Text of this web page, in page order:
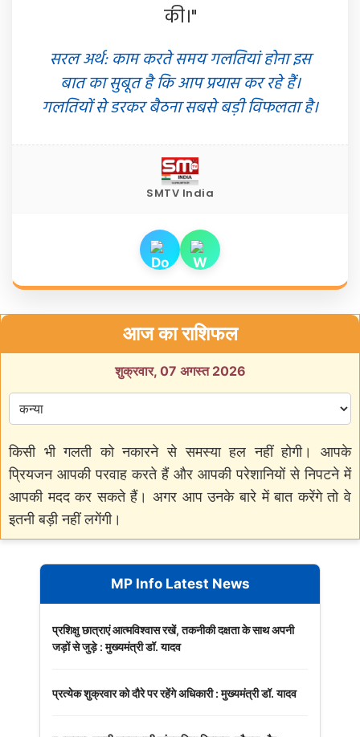
की।"
सरल अर्थ: काम करते समय गलतियां होना इस
बात का सुबूत है कि आप प्रयास कर रहे हैं।
गलतियों से डरकर बैठना सबसे बड़ी विफलता है।
SMTV India
आज का राशिफल
शुक्रवार, 07 अगस्त 2026
किसी भी गलती को नकारने से समस्या हल नहीं होगी। आपके
प्रियजन आपकी परवाह करते हैं और आपकी परेशानियों से निपटने में
आपकी मदद कर सकते हैं। अगर आप उनके बारे में बात करेंगे तो वे
इतनी बड़ी नहीं लगेंगी।
MP Info Latest News
प्रशिक्षु छात्राएं आत्मविश्वास रखें, तकनीकी दक्षता के साथ अपनी
जड़ों से जुड़े : मुख्यमंत्री डॉ. यादव
प्रत्येक शुक्रवार को दौरे पर रहेंगे अधिकारी : मुख्यमंत्री डॉ. यादव